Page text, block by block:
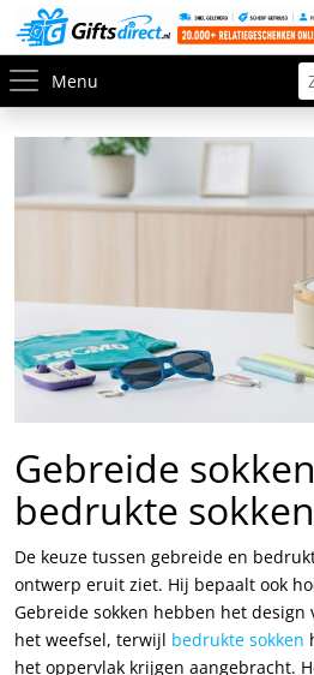
Menu
Gebreide
bedrukte sokken
De keuze tussen gebreide en
ontwerp eruit ziet. Hij bepaalt ook
Gebreide sokken hebben het
het weefsel, terwijl bedrukte sokken
het oppervlak krijgen aangebracht.